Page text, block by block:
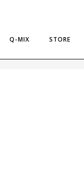
Q-MIX STORE